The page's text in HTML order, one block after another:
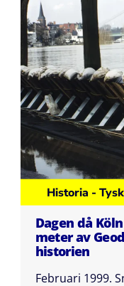
Historia -
Dagen då
meter av
historien
Februari 1999.